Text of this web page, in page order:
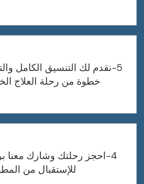
5-نقدم لك التنسيق الكامل
خطوة من رحلة العلاج
4-احجز رحلتك وشارك معنا
للإستقبال من